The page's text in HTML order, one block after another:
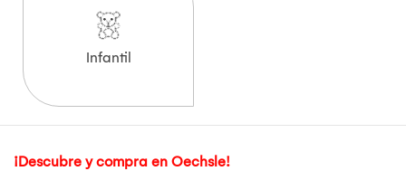
Infantil
¡Descubre y compra en Oechsle!